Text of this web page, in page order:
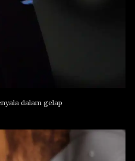
dalam gelap